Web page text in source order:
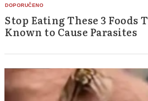
Stop Eating These 3 Foods
Known to Cause Parasites